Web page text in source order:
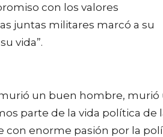
con los valores
juntas militares marcó a su
vida”.
un buen hombre, murió
parte de la vida política de
enorme pasión por la